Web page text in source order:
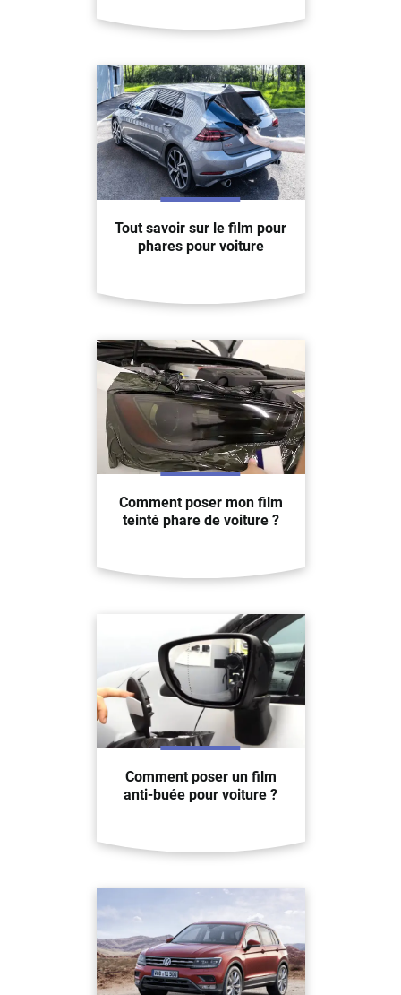
Tout savoir sur le film pour
phares pour voiture
Comment poser mon film
teinté phare de voiture ?
Comment poser un film
anti-buée pour voiture ?